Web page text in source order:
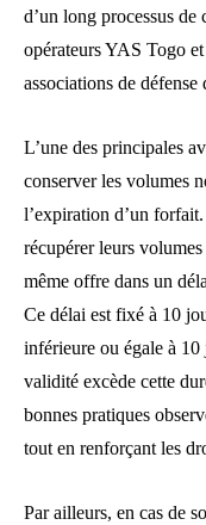
d’un long processus
opérateurs YAS Togo
associations de défense
L’une des principales
conserver les volumes
l’expiration d’un
récupérer leurs
même offre dans un
Ce délai est fixé à 10
inférieure ou égale à
validité excède cette
bonnes pratiques
tout en renforçant les
Par ailleurs, en cas de